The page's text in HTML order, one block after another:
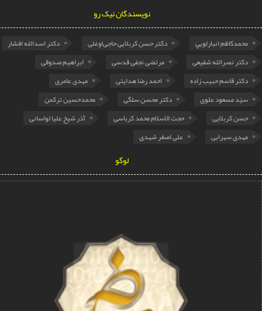
نویسندگان نیک رو
انبارلويي دکتر حسن کربلایی حاجی‌اوغلی
دکتر اسدالله افشار
نصرالله شفیعی
مرتضی نجفی قدسی
ابراهیم صدوقی
قاسم حبیب زاده
احمد رضا هدایتی
مهدی عامری
مسعود علوی
دکتر محسن سلگی
محمدحسین ترکمن
کربلایی
حجت الاسلام محمد کرباسی
آذر شیخ علیا لواسانی
سهرابی
علی اصغر شهدی